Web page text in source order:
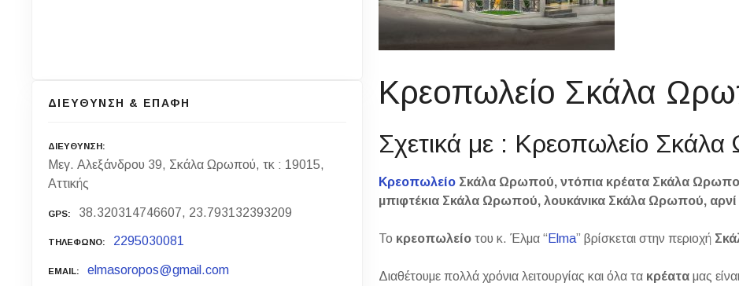
ΔΙΕΥΘΥΝΣΗ & ΕΠΑΦΗ
ΔΙΕΥΘΥΝΣΗ
Μεγ. Αλεξάνδρου 39, Σκάλα Ωρωπού, τκ : 19015,
Αττικής
GPS 38.320314746607, 23.793132393209
ΤΗΛΕΦΩΝΟ 2295030081
EMAIL elmasoropos@gmail.com
Κρεοπωλείο Σκάλα
Σχετικά με : Κρεοπωλείο
Κρεοπωλείο Σκάλα Ωρωπού, ντόπια κρέατα Σκάλα
μπιφτέκια Σκάλα Ωρωπού, λουκάνικα Σκάλα Ωρωπού,
Το κρεοπωλείο του κ. Έλμα “ Elma” βρίσκεται στην περιοχή
Διαθέτουμε πολλά χρόνια λειτουργίας και όλα τα κρέατα μας